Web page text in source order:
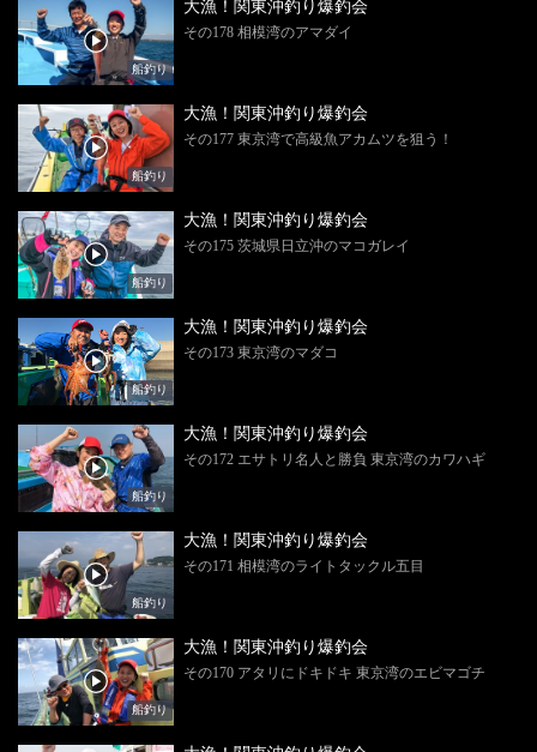
船釣り
大漁！関東沖釣り爆釣会
その178 相模湾のアマダイ
船釣り
大漁！関東沖釣り爆釣会
その177 東京湾で高級魚アカムツを狙う！
船釣り
大漁！関東沖釣り爆釣会
その175 茨城県日立沖のマコガレイ
船釣り
大漁！関東沖釣り爆釣会
その173 東京湾のマダコ
船釣り
大漁！関東沖釣り爆釣会
その172 エサトリ名人と勝負 東京湾のカワハギ
船釣り
大漁！関東沖釣り爆釣会
その171 相模湾のライトタックル五目
船釣り
大漁！関東沖釣り爆釣会
その170 アタリにドキドキ 東京湾のエビマゴチ